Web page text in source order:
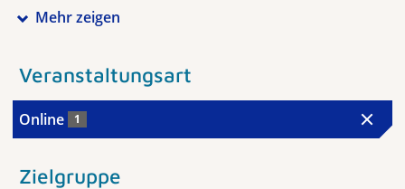
Mehr zeigen
Veranstaltungsart
Online 1
Zielgruppe